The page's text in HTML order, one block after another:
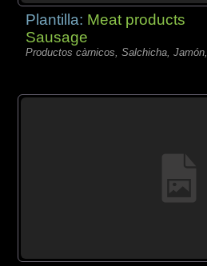
Plantilla: Meat products
Sausage
Productos càrnicos, Salchicha, Jamón,